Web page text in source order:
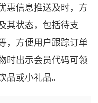
惠信息推送及时，方
其状态，包括待支
，方便用户跟踪订单
时出示会员代码可领
品或小礼品。